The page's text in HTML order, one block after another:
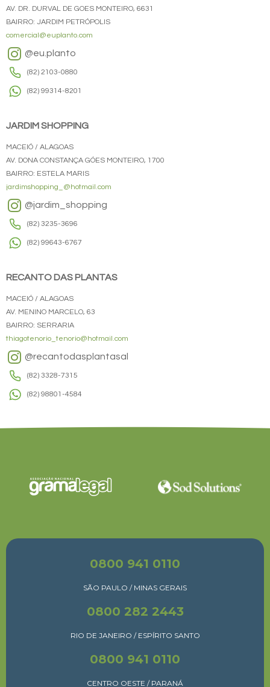
AV. DR. DURVAL DE GOES MONTEIRO, 6631
BAIRRO: JARDIM PETRÓPOLIS
comercial@euplanto.com
@eu.planto
(82) 2103-0880
(82) 99314-8201
JARDIM SHOPPING
MACEIÓ / ALAGOAS
AV. DONA CONSTANÇA GÓES MONTEIRO, 1700
BAIRRO: ESTELA MARIS
jardimshopping_@hotmail.com
@jardim_shopping
(82) 3235-3696
(82) 99643-6767
RECANTO DAS PLANTAS
MACEIÓ / ALAGOAS
AV. MENINO MARCELO, 63
BAIRRO: SERRARIA
thiagotenorio_tenorio@hotmail.com
@recantodasplantasal
(82) 3328-7315
(82) 98801-4584
0800 941 0110
SÃO PAULO / MINAS GERAIS
0800 282 2443
RIO DE JANEIRO / ESPÍRITO SANTO
0800 941 0110
CENTRO OESTE / PARANÁ